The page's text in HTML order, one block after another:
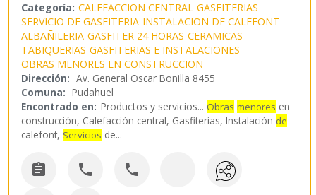
Categoría: CALEFACCION CENTRAL GASFITERIAS
SERVICIO DE GASFITERIA INSTALACION DE CALEFONT
ALBAÑILERIA GASFITER 24 HORAS CERAMICAS
TABIQUERIAS GASFITERIAS E INSTALACIONES
OBRAS MENORES EN CONSTRUCCION
Dirección: Av. General Oscar Bonilla 8455
Comuna: Pudahuel
Encontrado en: Productos y servicios... Obras menores en
construcción, Calefacción central, Gasfiterías, Instalación de
calefont, Servicios de...
  